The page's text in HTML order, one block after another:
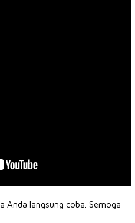
Anda langsung coba. Semoga